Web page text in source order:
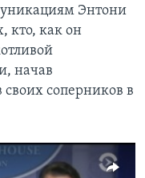
Энтони
кто, как он
начав
соперников в